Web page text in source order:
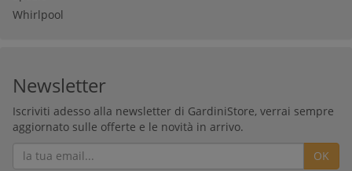
Whirlpool
Newsletter
Iscriviti adesso alla newsletter di GardiniStore, verrai sempre
aggiornato sulle offerte e le novità in arrivo.
OK